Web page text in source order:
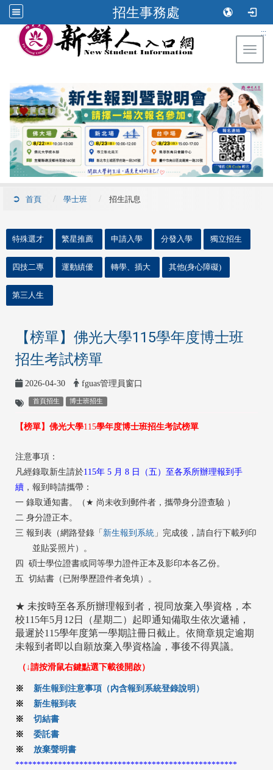
招生事務處
:::
首頁 學士班 招生訊息
特殊選才 繁星推薦 申請入學 分發入學 獨立招生
四技二專 運動績優 轉學、插大 其他(身心障礙)
第三人生
【榜單】佛光大學115學年度博士班
招生考試榜單
2026-04-30 fguas管理員窗口
首頁招生 博士班招生
【榜單】佛光大學115學年度博士班招生考試榜單
注意事項：
凡經錄取新生請於115年 5 月 8 日（五）至各系所辦理報到手
續 ，報到時請攜帶：
一 錄取通知書。 （ ★ 尚未收到郵件者，攜帶身分證查驗 ）
二 身分證正本。
三 報到表（網路登錄「 新生報到系統」完成後，請自行下載列印
並貼妥照片）。
四 碩士學位證書或同等學力證件正本及影印本各乙份。
五 切結書（已附學歷證件者免填）。
★ 未按時至各系所辦理報到者，視同放棄入學資格，本
校115年5月12日（星期二）起即通知備取生依次遞補，
最遲於115學年度第一學期註冊日截止。依簡章規定逾期
未報到者即以自願放棄入學資格論，事後不得異議。
（↓請按滑鼠右鍵點選下載後開啟）
※ 新生報到注意事項（內含報到系統登錄說明）
※ 新生報到表
※ 切結書
※ 委託書
※ 放棄聲明書
****************************************************